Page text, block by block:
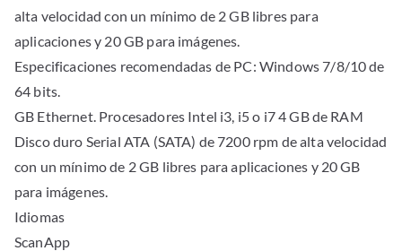
alta velocidad con un mínimo de 2 GB libres para
aplicaciones y 20 GB para imágenes.
Especificaciones recomendadas de PC: Windows 7/8/10 de
64 bits.
GB Ethernet. Procesadores Intel i3, i5 o i7 4 GB de RAM
Disco duro Serial ATA (SATA) de 7200 rpm de alta velocidad
con un mínimo de 2 GB libres para aplicaciones y 20 GB
para imágenes.
Idiomas
ScanApp